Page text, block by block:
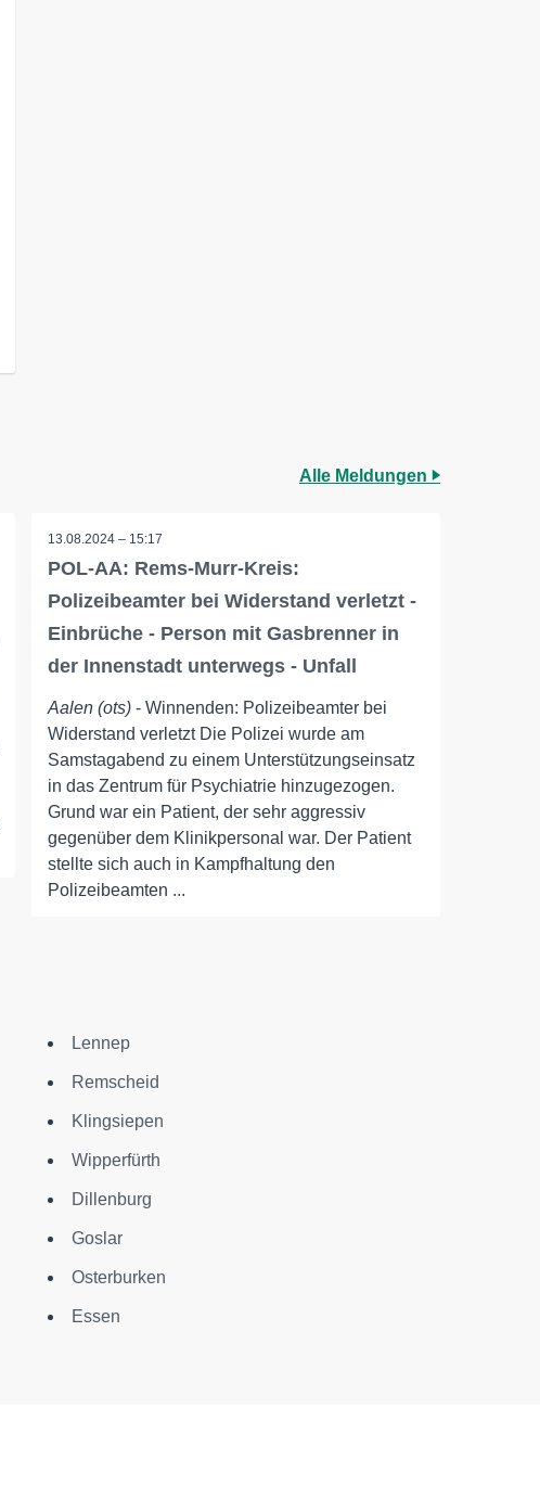
Alle Meldungen
13.08.2024 – 15:17
POL-AA: Rems-Murr-Kreis:
Polizeibeamter bei Widerstand verletzt -
Einbrüche - Person mit Gasbrenner in
der Innenstadt unterwegs - Unfall
Aalen (ots) - Winnenden: Polizeibeamter bei
Widerstand verletzt Die Polizei wurde am
Samstagabend zu einem Unterstützungseinsatz
in das Zentrum für Psychiatrie hinzugezogen.
Grund war ein Patient, der sehr aggressiv
gegenüber dem Klinikpersonal war. Der Patient
stellte sich auch in Kampfhaltung den
Polizeibeamten ...
Lennep
Remscheid
Klingsiepen
Wipperfürth
Dillenburg
Goslar
Osterburken
Essen